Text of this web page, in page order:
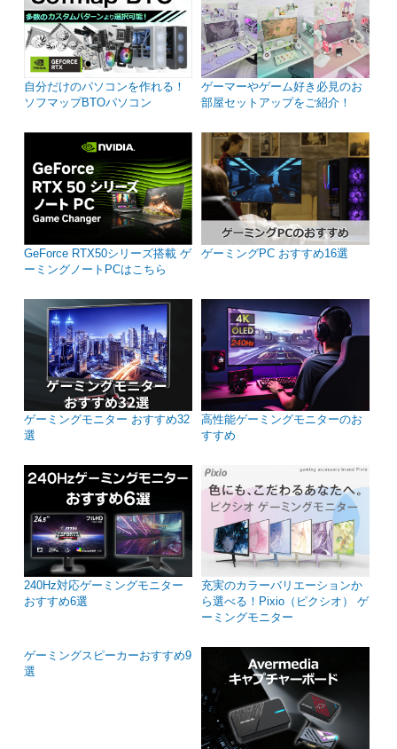
自分だけのパソコンを作れる！
ソフマップBTOパソコン
ゲーマーやゲーム好き必見のお
部屋セットアップをご紹介！
GeForce RTX50シリーズ搭載 ゲ
ーミングノートPCはこちら
ゲーミングPC おすすめ16選
ゲーミングモニター おすすめ32
選
高性能ゲーミングモニターのお
すすめ
240Hz対応ゲーミングモニター
おすすめ6選
充実のカラーバリエーションか
ら選べる！Pixio（ピクシオ） ゲ
ーミングモニター
ゲーミングスピーカーおすすめ9
選